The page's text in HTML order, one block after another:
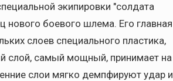
экипировки "солдата
нового боевого шлема. Его главная
слоев специального пластика,
слой, самый мощный, принимает на
слои мягко демпфируют удар и